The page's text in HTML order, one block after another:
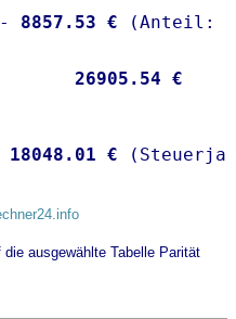
8857.53 €
26905.54 €
18048.01 €
ausgewählte Tabelle Parität